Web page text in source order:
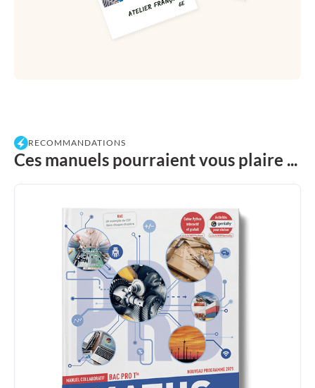
RECOMMANDATIONS
Ces manuels pourraient vous plaire ...